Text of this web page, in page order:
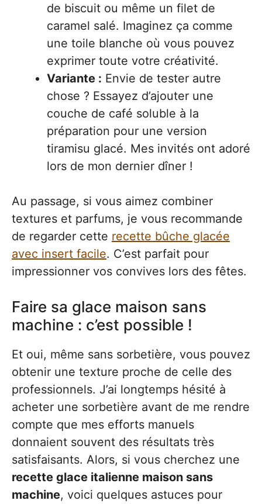
de biscuit ou même un filet de
caramel salé. Imaginez ça comme
une toile blanche où vous pouvez
exprimer toute votre créativité.
Variante : Envie de tester autre
chose ? Essayez d’ajouter une
couche de café soluble à la
préparation pour une version
tiramisu glacé. Mes invités ont adoré
lors de mon dernier dîner !
Au passage, si vous aimez combiner
textures et parfums, je vous recommande
de regarder cette recette bûche glacée
avec insert facile. C’est parfait pour
impressionner vos convives lors des fêtes.
Faire sa glace maison sans
machine : c’est possible !
Et oui, même sans sorbetière, vous pouvez
obtenir une texture proche de celle des
professionnels. J’ai longtemps hésité à
acheter une sorbetière avant de me rendre
compte que mes efforts manuels
donnaient souvent des résultats très
satisfaisants. Alors, si vous cherchez une
recette glace italienne maison sans
machine, voici quelques astuces pour